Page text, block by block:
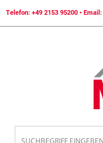
Telefon: +49 2153 95200 • Email: